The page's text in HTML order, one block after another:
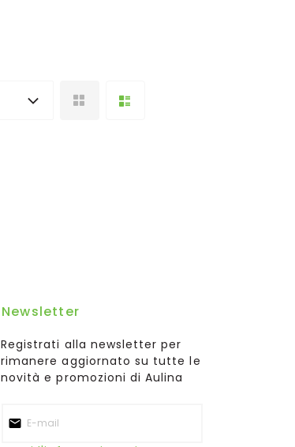
Newsletter
Registrati alla newsletter per
rimanere aggiornato su tutte le
novità e promozioni di Aulina